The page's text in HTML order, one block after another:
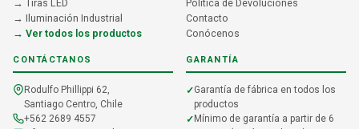
→ Tiras LED
→ Iluminación Industrial
→ Ver todos los productos
Política de Devoluciones
Contacto
Conócenos
CONTÁCTANOS
Rodulfo Phillippi 62,
Santiago Centro, Chile
+562 2689 4557
GARANTÍA
Garantía de fábrica en todos los
productos
Mínimo de garantía a partir de 6